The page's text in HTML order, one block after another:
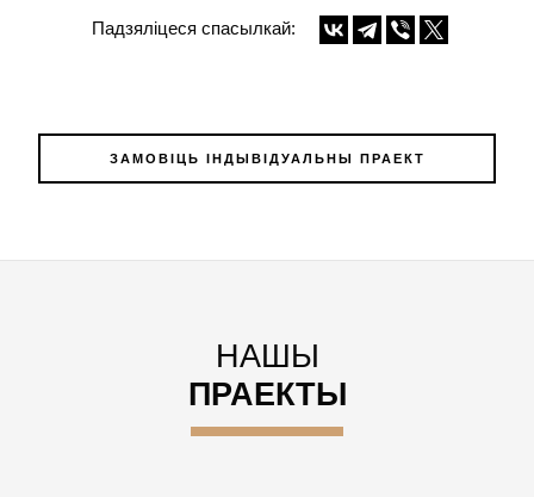
Падзяліцеся спасылкай:
ЗАМОВІЦЬ ІНДЫВІДУАЛЬНЫ ПРАЕКТ
НАШЫ
ПРАЕКТЫ